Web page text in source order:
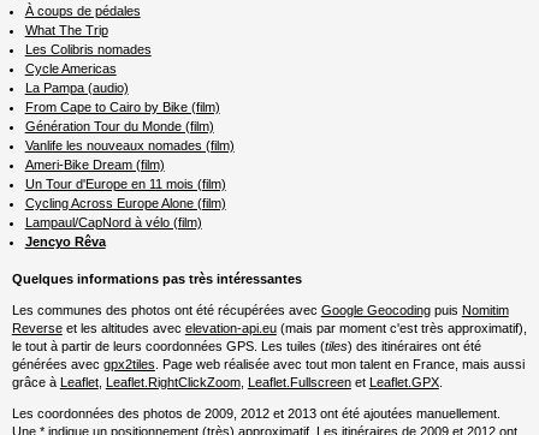
À coups de pédales
What The Trip
Les Colibris nomades
Cycle Americas
La Pampa (audio)
From Cape to Cairo by Bike (film)
Génération Tour du Monde (film)
Vanlife les nouveaux nomades (film)
Ameri-Bike Dream (film)
Un Tour d'Europe en 11 mois (film)
Cycling Across Europe Alone (film)
Lampaul/CapNord à vélo (film)
Jencyo Rêva
Quelques informations pas très intéressantes
Les communes des photos ont été récupérées avec Google Geocodingpuis Nomitim
Reverseet les altitudes avec elevation-api.eu(mais par moment c'est très approximatif),
le tout à partir de leurs coordonnées GPS. Les tuiles (tiles) des itinéraires ont été
générées avec gpx2tiles . Page web réalisée avec tout mon talent en France, mais aussi
grâce à Leaflet, Leaflet.RightClickZoom, Leaflet.Fullscreenet Leaflet.GPX.
Les coordonnées des photos de 2009, 2012 et 2013 ont été ajoutées manuellement.
Une * indique un positionnement (très) approximatif. Les itinéraires de 2009 et 2012 ont